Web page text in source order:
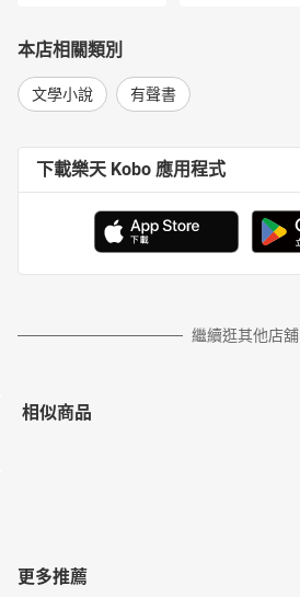
本店相關類別
文學小說 有聲書
下載樂天 Kobo 應用程式
繼續逛其他店舖
相似商品
更多推薦